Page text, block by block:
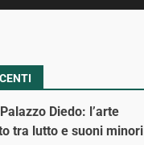
Diedo: l’arte
tra lutto e suoni minori